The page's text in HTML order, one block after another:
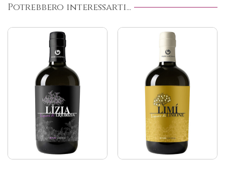
Potrebbero interessarti...